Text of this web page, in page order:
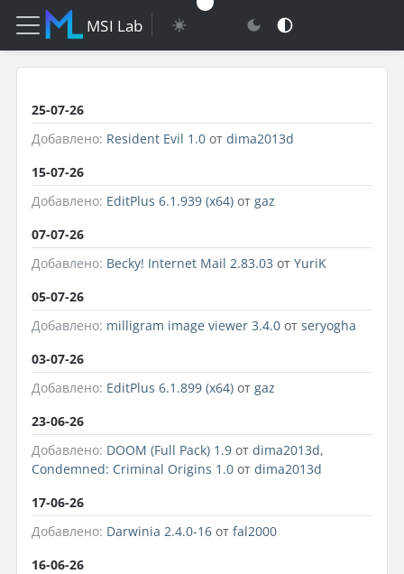
MSI Lab
25-07-26
Добавлено: Resident Evil 1.0 от dima2013d
15-07-26
Добавлено: EditPlus 6.1.939 (x64) от gaz
07-07-26
Добавлено: Becky! Internet Mail 2.83.03 от YuriK
05-07-26
Добавлено: milligram image viewer 3.4.0 от seryogha
03-07-26
Добавлено: EditPlus 6.1.899 (x64) от gaz
23-06-26
Добавлено: DOOM (Full Pack) 1.9 от dima2013d,
Condemned: Criminal Origins 1.0 от dima2013d
17-06-26
Добавлено: Darwinia 2.4.0-16 от fal2000
16-06-26